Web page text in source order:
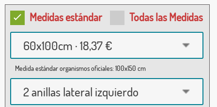
Medidas estándar Todas las Medidas
60x100cm · 18,37 €
Medida estándar organismos oficiales: 100x150 cm
2 anillas lateral izquierdo